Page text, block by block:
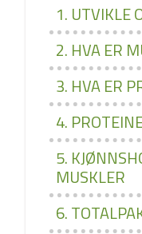
1. UTVIKLE
2. HVA ER
3. HVA ER
4.
5.
MUSKLER
6.